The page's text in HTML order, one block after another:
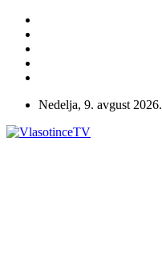
Nedelja, 9. avgust 2026.